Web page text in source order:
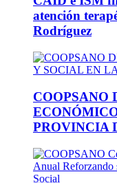
atención
Rodríguez
COOPSANO
PROVINCIA